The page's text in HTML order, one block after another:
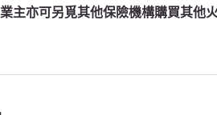
主亦可另覓其他保險機構購買其他